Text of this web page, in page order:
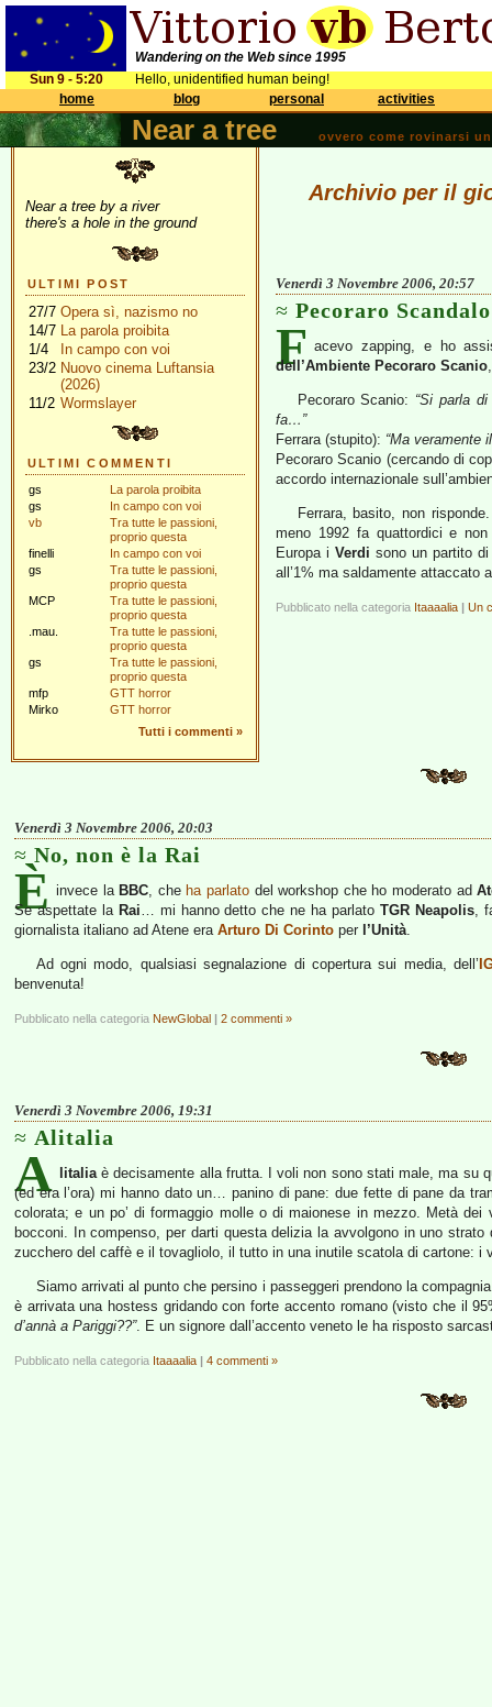
Wandering on the Web since 1995
Sun 9 - 5:20
Hello, unidentified human being!
home
blog personal activities
Near a tree ovvero come rovinarsi
Near a tree by a river
there's a hole in the ground
ULTIMI POST
27/7 Opera sì, nazismo no
14/7 La parola proibita
1/4
In campo con voi
23/2 Nuovo cinema Luftansia
(2026)
11/2 Wormslayer
ULTIMI COMMENTI
gs
La parola proibita
gs
In campo con voi
vb
Tra tutte le passioni,
proprio questa
finelli
In campo con voi
gs
Tra tutte le passioni,
proprio questa
MCP
Tra tutte le passioni,
proprio questa
.mau.
Tra tutte le passioni,
proprio questa
gs
Tra tutte le passioni,
proprio questa
mfp
GTT horror
Mirko
GTT horror
Tutti i commenti »
Archivio per il
Venerdì 3 Novembre 2006, 20:57
Pecoraro Scandalo
F acevo zapping, e ho
dell’Ambiente Pecoraro Scanio
Pecoraro Scanio: “Si parla
fa…”
Ferrara (stupito): “Ma veramente
Pecoraro Scanio (cercando di
accordo internazionale
Ferrara, basito, non
meno 1992 fa quattordici e
Europa i Verdi sono un partito
all’1% ma saldamente attaccato
Pubblicato nella categoria Itaaaalia | Un
Venerdì 3 Novembre 2006, 20:03
No, non è la Rai
È invece la BBC, che ha parlato del workshop che ho moderato ad
Se aspettate la Rai… mi hanno detto che ne ha parlato TGR Neapolis,
giornalista italiano ad Atene era Arturo Di Corinto per l’Unità.
Ad ogni modo, qualsiasi segnalazione di copertura sui media, dell’
benvenuta!
Pubblicato nella categoria NewGlobal | 2 commenti »
Venerdì 3 Novembre 2006, 19:31
Alitalia
A litaliaè decisamente alla frutta. I voli non sono stati male, ma su
(ed era l’ora) mi hanno dato un… panino di pane: due fette di pane da
colorata; e un po’ di formaggio molle o di maionese in mezzo. Metà dei
bocconi. In compenso, per darti questa delizia la avvolgono in uno
zucchero del caffè e il tovagliolo, il tutto in una inutile scatola di cartone: i
Siamo arrivati al punto che persino i passeggeri prendono la
è arrivata una hostess gridando con forte accento romano (visto che il
d’annà a Pariggi??”. E un signore dall’accento veneto le ha risposto
Pubblicato nella categoria Itaaaalia | 4 commenti »